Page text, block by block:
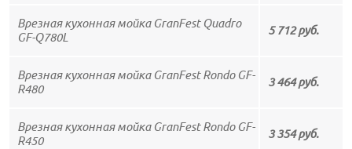
Врезная кухонная мойка GranFest Quadro
GF-Q780L
5 712 руб.
Врезная кухонная мойка GranFest Rondo GF-
R480
3 464 руб.
Врезная кухонная мойка GranFest Rondo GF-
R450
3 354 руб.